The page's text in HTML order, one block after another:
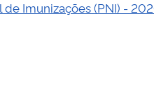
Imunizações (PNI) -